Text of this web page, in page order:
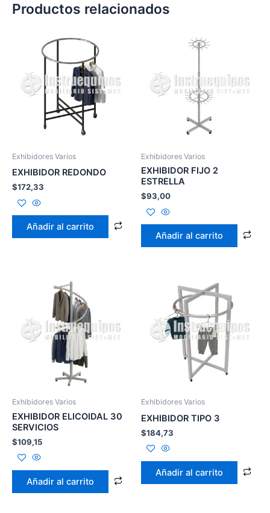
Productos relacionados
Exhibidores Varios
EXHIBIDOR REDONDO
$172,33
Añadir al carrito
Exhibidores Varios
EXHIBIDOR FIJO 2
ESTRELLA
$93,00
Añadir al carrito
Exhibidores Varios
EXHIBIDOR ELICOIDAL 30
SERVICIOS
$109,15
Añadir al carrito
Exhibidores Varios
EXHIBIDOR TIPO 3
$184,73
Añadir al carrito